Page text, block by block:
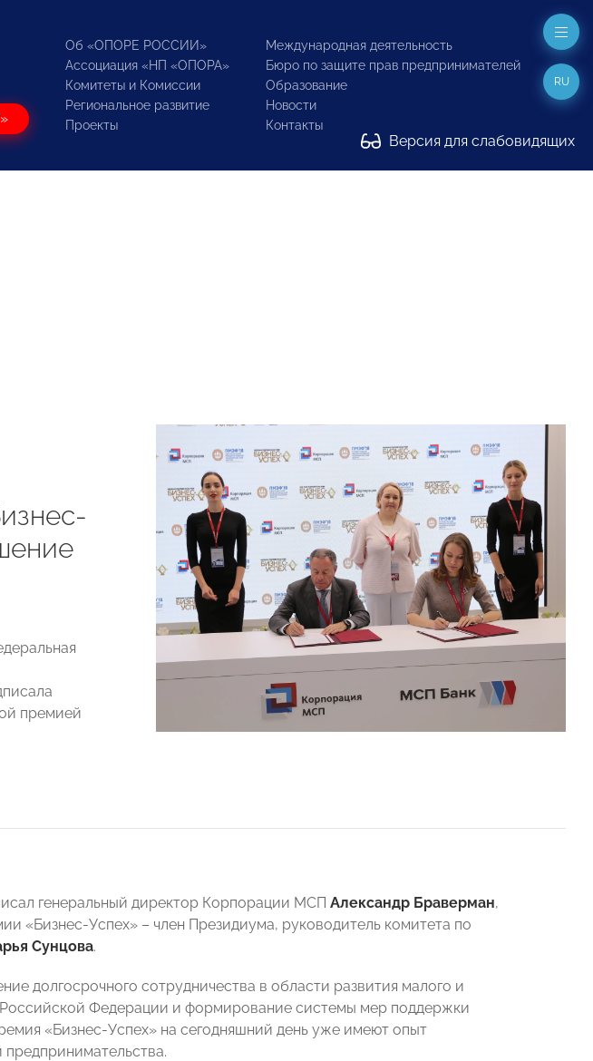
Об «ОПОРЕ РОССИИ»
Ассоциация «НП «ОПОРА»
Комитеты и Комиссии
Региональное развитие
Проекты
Международная деятельность
Бюро по защите прав предпринимателей
Образование
Новости
Контакты
Версия для слабовидящих
RU
премией
генеральный директор Корпорации МСП Александр Браверман,
«Бизнес-Успех» – член Президиума, руководитель комитета по
Сунцова.
долгосрочного сотрудничества в области развития малого и
Российской Федерации и формирование системы мер поддержки
«Бизнес-Успех» на сегодняшний день уже имеют опыт